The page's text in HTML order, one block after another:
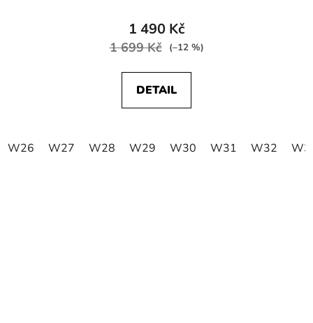
1 490 Kč
1 699 Kč (–12 %)
DETAIL
W26 W27 W28 W29 W30 W31 W32